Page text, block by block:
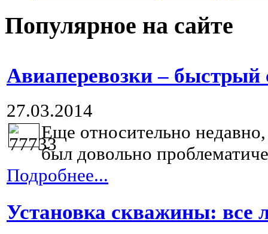
Популярное на сайте
Авиаперевозки – быстрый
27.03.2014
Еще относительно недавно,
был довольно
Подробнее...
Установка скважины: все